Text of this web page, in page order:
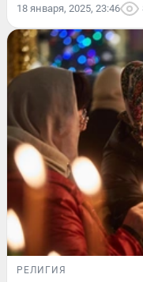
18 января, 2025, 23:46
РЕЛИГИЯ